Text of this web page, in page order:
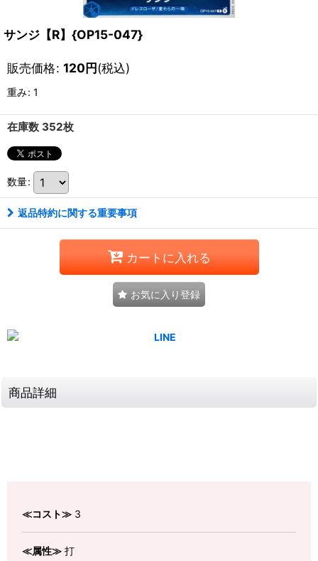
サンジ【R】{OP15-047}
販売価格: 120円(税込)
重み: 1
在庫数 352枚
数量:
返品特約に関する重要事項
カートに入れる
お気に入り登録
商品詳細
≪コスト≫ 3
≪属性≫ 打